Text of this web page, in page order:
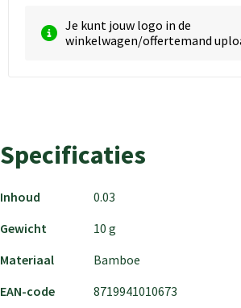
Je kunt jouw logo in de
winkelwagen/offertemand
Specificaties
Inhoud
0.03
Gewicht
10 g
Materiaal
Bamboe
EAN-code
8719941010673